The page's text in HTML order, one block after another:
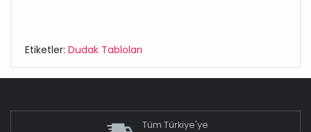
Etiketler: Dudak Tabloları
Tüm Türkiye'ye